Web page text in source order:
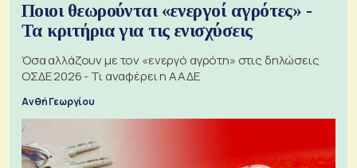
Ποιοι θεωρούνται «ενεργοί αγρότες» -
Τα κριτήρια για τις ενισχύσεις
Όσα αλλάζουν με τον «ενεργό αγρότη» στις δηλώσεις
ΟΣΔΕ 2026 - Τι αναφέρει η ΑΑΔΕ
Ανθή Γεωργίου